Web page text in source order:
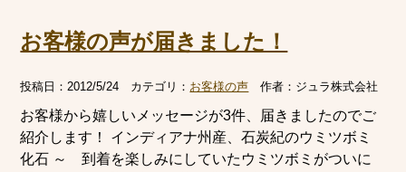
お客様の声が届きました！
投稿日：2012/5/24 カテゴリ： お客様の声 作者： ジュラ株式会社
お客様から嬉しいメッセージが3件、届きましたのでご
紹介します！ インディアナ州産、石炭紀のウミツボミ
化石 ～ 到着を楽しみにしていたウミツボミがついに